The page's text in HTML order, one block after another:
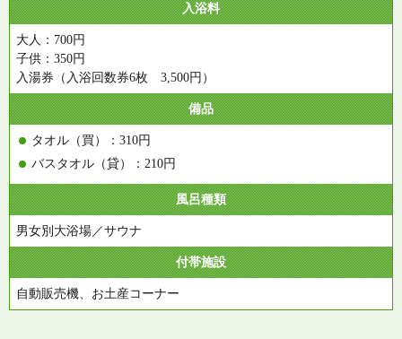
入浴料
大人：700円
子供：350円
入湯券（入浴回数券6枚 3,500円）
備品
タオル（買）：310円
バスタオル（貸）：210円
風呂種類
男女別大浴場／サウナ
付帯施設
自動販売機、お土産コーナー